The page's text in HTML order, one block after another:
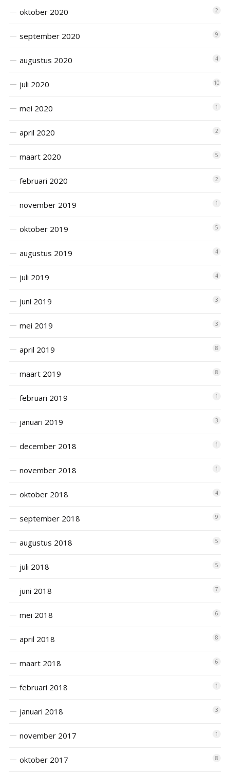
oktober 2020 2
september 2020 9
augustus 2020 4
juli 2020 10
mei 2020 1
april 2020 2
maart 2020 5
februari 2020 2
november 2019 1
oktober 2019 5
augustus 2019 4
juli 2019 4
juni 2019 3
mei 2019 3
april 2019 8
maart 2019 8
februari 2019 1
januari 2019 3
december 2018 1
november 2018 1
oktober 2018 4
september 2018 9
augustus 2018 5
juli 2018 5
juni 2018 7
mei 2018 6
april 2018 8
maart 2018 6
februari 2018 1
januari 2018 3
november 2017 1
oktober 2017 8